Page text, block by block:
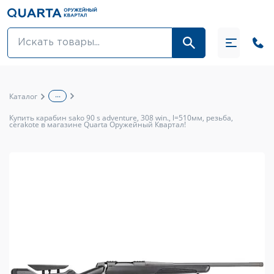
Оптовикам
Каталог ...
Купить карабин sako 90 s adventure, 308 win., l=510мм, резьба,
cerakote в магазине Quarta Оружейный Квартал!